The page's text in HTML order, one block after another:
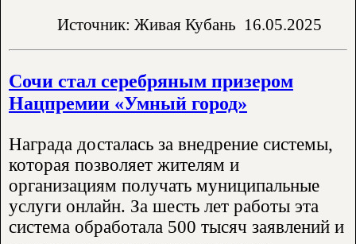
Источник: Живая Кубань 16.05.2025
Сочи стал серебряным призером
Нацпремии «Умный город»
Награда досталась за внедрение системы,
которая позволяет жителям и
организациям получать муниципальные
услуги онлайн. За шесть лет работы эта
система обработала 500 тысяч заявлений и